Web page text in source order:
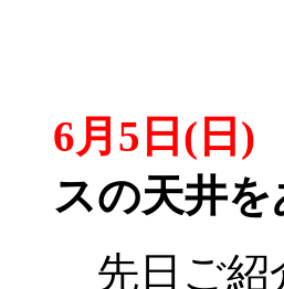
6月5日(日)
スの天井を
先日ご紹